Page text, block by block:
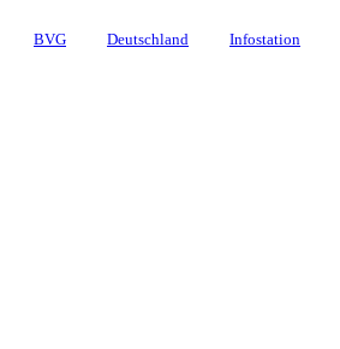
BVG Deutschland Infostation